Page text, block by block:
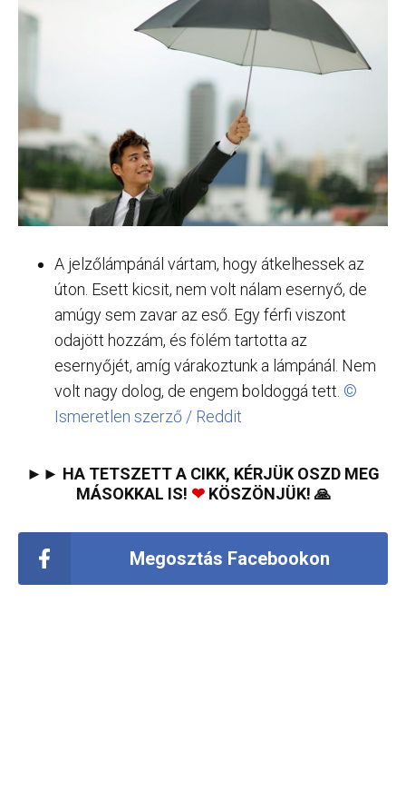
A jelzőlámpánál vártam, hogy átkelhessek az
úton. Esett kicsit, nem volt nálam esernyő, de
amúgy sem zavar az eső. Egy férfi viszont
odajött hozzám, és fölém tartotta az
esernyőjét, amíg várakoztunk a lámpánál. Nem
volt nagy dolog, de engem boldoggá tett. ©
Ismeretlen szerző / Reddit
►► HA TETSZETT A CIKK, KÉRJÜK OSZD MEG
MÁSOKKAL IS! ❤KÖSZÖNJÜK! 🙏
Megosztás Facebookon